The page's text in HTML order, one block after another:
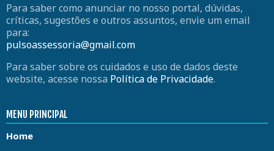
Para saber como anunciar no nosso portal, dúvidas,
críticas, sugestões e outros assuntos, envie um email
para:
pulsoassessoria@gmail.com
Para saber sobre os cuidados e uso de dados deste
website, acesse nossa Política de Privacidade.
MENU PRINCIPAL
Home